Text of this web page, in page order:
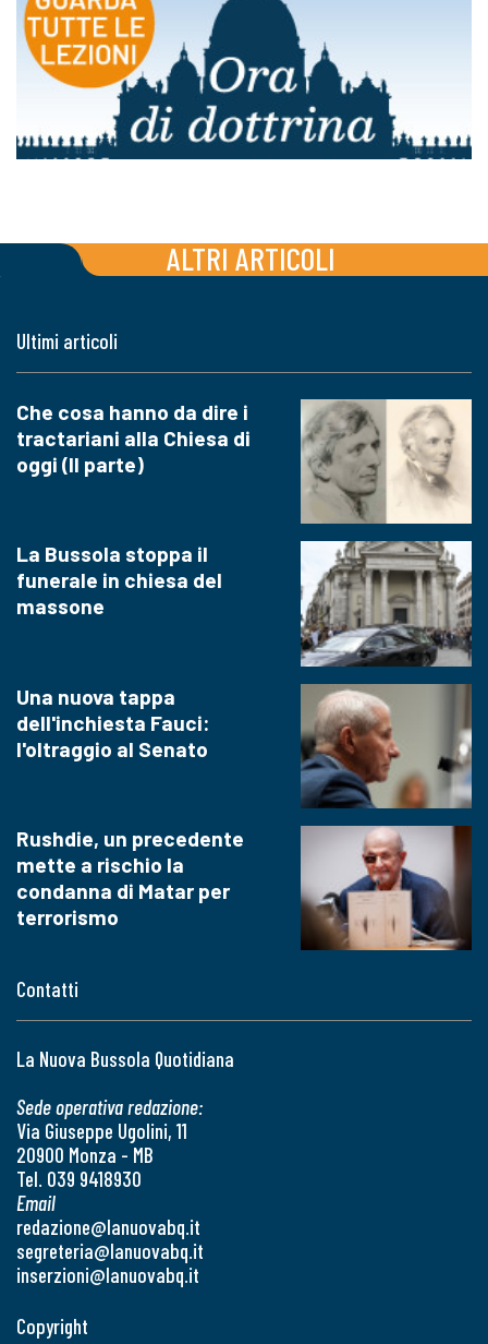
ALTRI ARTICOLI
Contatti
La Nuova Bussola Quotidiana
Sede operativa redazione:
Via Giuseppe Ugolini, 11
20900 Monza - MB
Tel. 039 9418930
Email
redazione@lanuovabq.it
segreteria@lanuovabq.it
inserzioni@lanuovabq.it
Ultimi articoli
Che cosa hanno da dire i
tractariani alla Chiesa di
oggi (II parte)
La Bussola stoppa il
funerale in chiesa del
massone
Una nuova tappa
dell'inchiesta Fauci:
l'oltraggio al Senato
Rushdie, un precedente
mette a rischio la
condanna di Matar per
terrorismo
Copyright